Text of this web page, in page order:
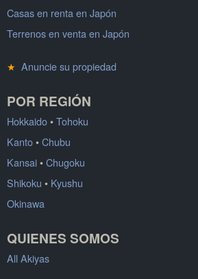
Casas en renta en Japón
Terrenos en venta en Japón
★ Anuncie su propiedad
POR REGIÓN
Hokkaido•Tohoku
Kanto•Chubu
Kansai•Chugoku
Shikoku • Kyushu
Okinawa
QUIENES SOMOS
All Akiyas